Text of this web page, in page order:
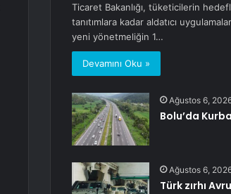
Ticaret Bakanlığı, tüketicilerin
tanıtımlara kadar aldatıcı
yeni yönetmeliğin 1…
Devamını Oku »
Ağustos 6,
Bolu’da
Ağustos 6,
Türk zırhı